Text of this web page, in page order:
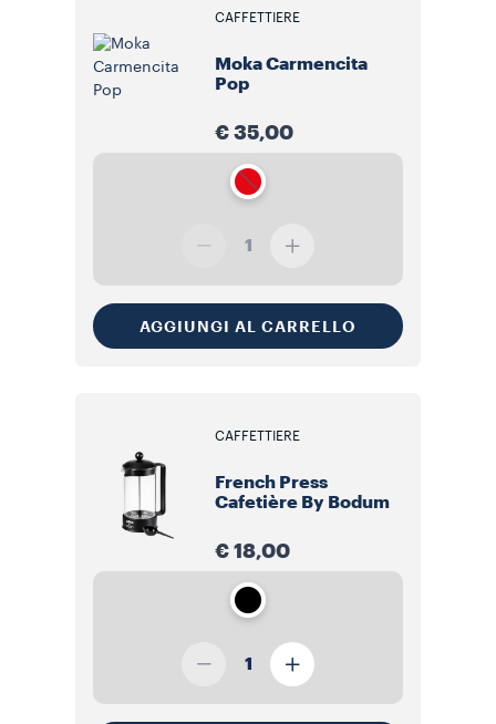
CAFFETTIERE
Moka Carmencita
Pop
€ 35,00
1
AGGIUNGI AL CARRELLO
CAFFETTIERE
French Press
Cafetière By Bodum
€ 18,00
1